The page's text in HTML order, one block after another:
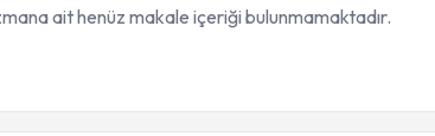
ait henüz makale içeriği bulunmamaktadır.